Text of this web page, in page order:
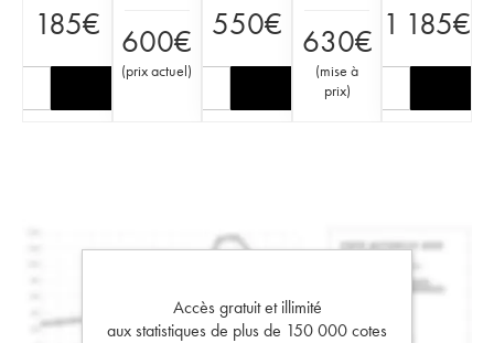
185€ 600€
(prix actuel)
550€ 630€
(mise à
prix)
1 185€
Accès gratuit et illimité
aux statistiques de plus de 150 000 cotes